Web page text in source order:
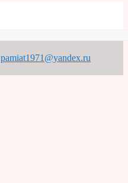
pamiat1971@yandex.ru